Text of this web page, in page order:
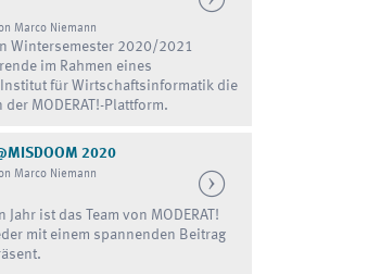
Marco Niemann
Wintersemester 2020/2021
im Rahmen eines
für Wirtschaftsinformatik die
MODERAT!-Plattform.
2020
Marco Niemann
ist das Team von MODERAT!
mit einem spannenden Beitrag